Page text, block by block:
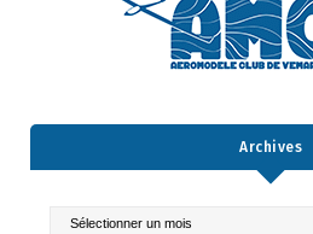
Archives
Archives